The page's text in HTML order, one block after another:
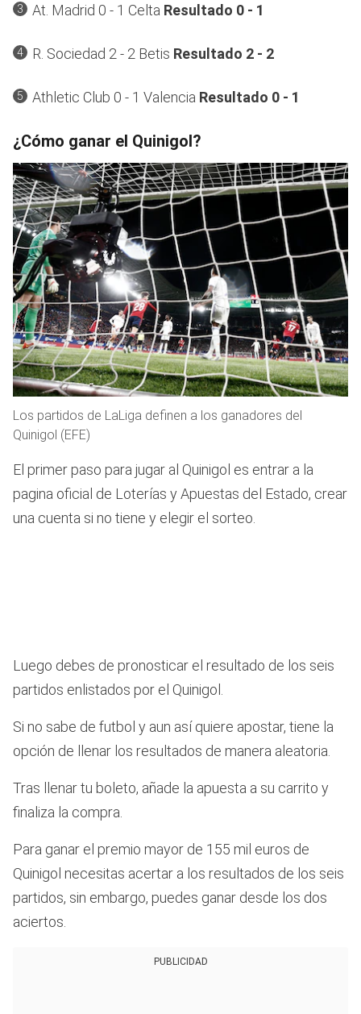
At. Madrid 0 - 1 Celta Resultado 0 - 1
R. Sociedad 2 - 2 Betis Resultado 2 - 2
Athletic Club 0 - 1 Valencia Resultado 0 - 1
¿Cómo ganar el Quinigol?
Los partidos de LaLiga definen a los ganadores del
Quinigol (EFE)
El primer paso para jugar al Quinigol es entrar a la
pagina oficial de Loterías y Apuestas del Estado, crear
una cuenta si no tiene y elegir el sorteo.
Luego debes de pronosticar el resultado de los seis
partidos enlistados por el Quinigol.
Si no sabe de futbol y aun así quiere apostar, tiene la
opción de llenar los resultados de manera aleatoria.
Tras llenar tu boleto, añade la apuesta a su carrito y
finaliza la compra.
Para ganar el premio mayor de 155 mil euros de
Quinigol necesitas acertar a los resultados de los seis
partidos, sin embargo, puedes ganar desde los dos
aciertos.
PUBLICIDAD